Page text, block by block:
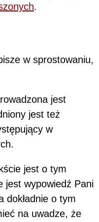
.
w sprostowaniu,
jest
jest też
w
jest o tym
jest wypowiedź Pani
dokładnie o tym
na uwadze, że